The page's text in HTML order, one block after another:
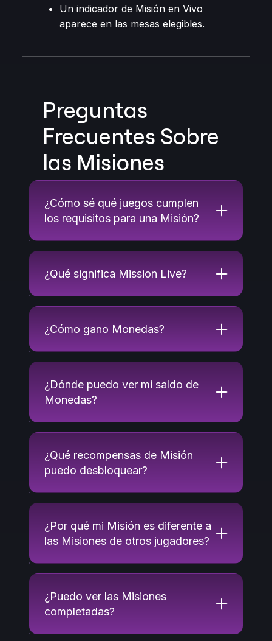
Un indicador de Misión en Vivo
aparece en las mesas elegibles.
Preguntas
Frecuentes Sobre
las Misiones
¿Cómo sé qué juegos cumplen
los requisitos para una Misión?
¿Qué significa Mission Live?
¿Cómo gano Monedas?
¿Dónde puedo ver mi saldo de
Monedas?
¿Qué recompensas de Misión
puedo desbloquear?
¿Por qué mi Misión es diferente a
las Misiones de otros jugadores?
¿Puedo ver las Misiones
completadas?